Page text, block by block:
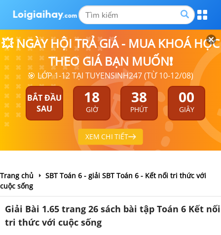
💥 NGÀY HỘI TRẢ GIÁ - MUA KHOÁ HỌC
THEO GIÁ BẠN MUỐN❗
🎯 LỚP 1-12 TẠI TUYENSINH247 (TỪ 10-12/08)
BẮT ĐẦU
SAU
18
GIỜ
37
PHÚT
59
GIÂY
XEM CHI TIẾT
Trang chủ
SBT Toán 6 - giải SBT Toán 6 - Kết nối tri thức với
cuộc sống
Giải Bài 1.65 trang 26 sách bài tập Toán 6 Kết nối
tri thức với cuộc sống